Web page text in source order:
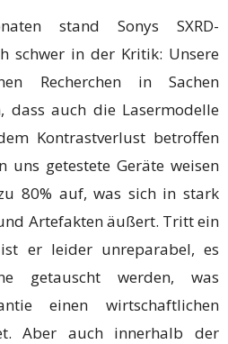
stand Sonys SXRD-
schwer in der Kritik: Unsere
Recherchen in Sachen
dass auch die Lasermodelle
Kontrastverlust betroffen
uns getestete Geräte weisen
80% auf, was sich in stark
Artefakten äußert. Tritt ein
er leider unreparabel, es
getauscht werden, was
einen wirtschaftlichen
Aber auch innerhalb der